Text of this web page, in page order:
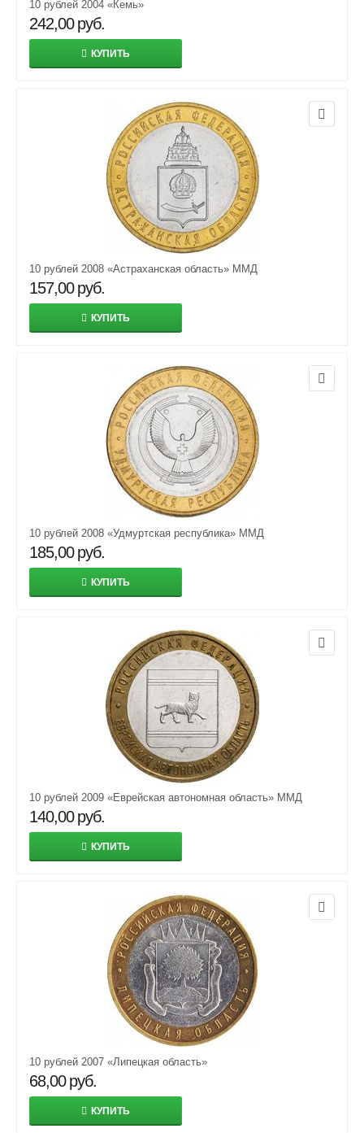
10 рублей 2004 «Кемь»
242,00 руб.
КУПИТЬ
10 рублей 2008 «Астраханская область» ММД
157,00 руб.
КУПИТЬ
10 рублей 2008 «Удмуртская республика» ММД
185,00 руб.
КУПИТЬ
10 рублей 2009 «Еврейская автономная область» ММД
140,00 руб.
КУПИТЬ
10 рублей 2007 «Липецкая область»
68,00 руб.
КУПИТЬ